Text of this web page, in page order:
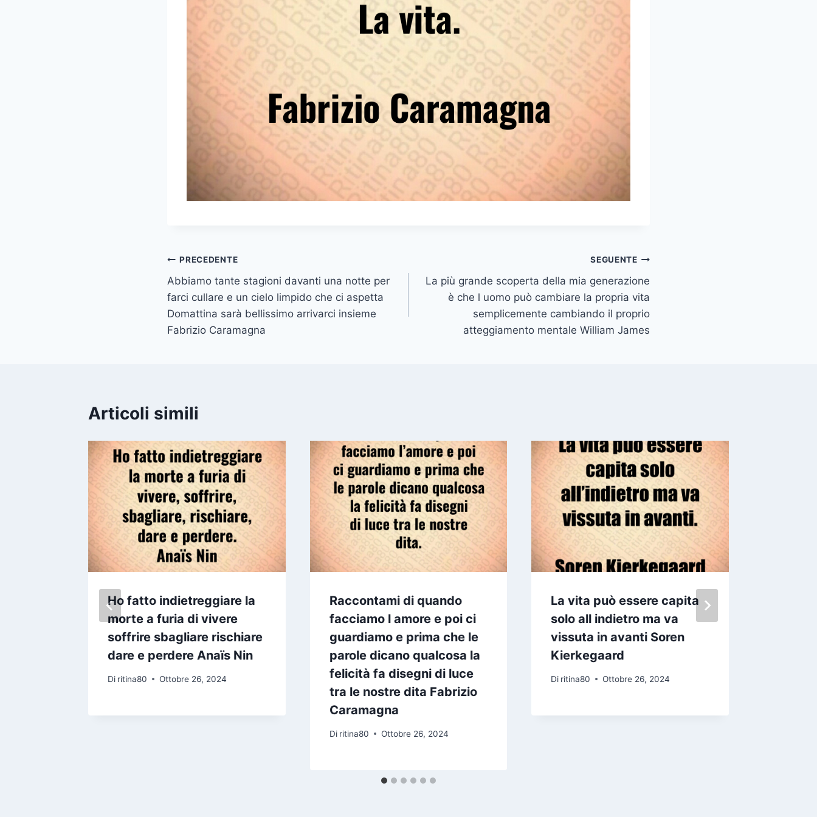
Navigazione
articoli
PRECEDENTE
Abbiamo tante stagioni davanti una notte per
farci cullare e un cielo limpido che ci aspetta
Domattina sarà bellissimo arrivarci insieme
Fabrizio Caramagna
SEGUENTE
La più grande scoperta della mia generazione
è che l uomo può cambiare la propria vita
semplicemente cambiando il proprio
atteggiamento mentale William James
Articoli simili
Ho fatto indietreggiare la
morte a furia di vivere
soffrire sbagliare rischiare
dare e perdere Anaïs Nin
Di ritina80 Ottobre 26, 2024
Raccontami di quando
facciamo l amore e poi ci
guardiamo e prima che le
parole dicano qualcosa la
felicità fa disegni di luce
tra le nostre dita Fabrizio
Caramagna
Di ritina80 Ottobre 26, 2024
La vita può essere capita
solo all indietro ma va
vissuta in avanti Soren
Kierkegaard
Di ritina80 Ottobre 26, 2024